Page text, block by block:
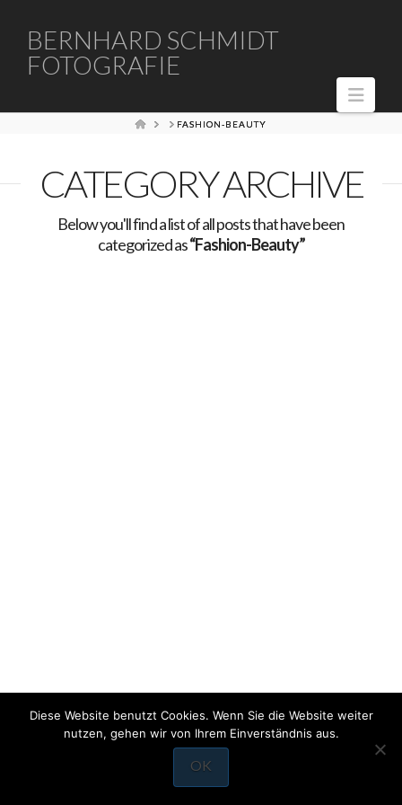
BERNHARD
SCHMIDT
FOTOGRAFIE
BERNHARD SCHMIDT
FOTOGRAFIE
HOME FASHION-BEAUTY
CATEGORY ARCHIVE
Below you'll find a list of all posts that have been
categorized as“Fashion-Beauty”
KONTAKT
Diese Website benutzt Cookies. Wenn Sie die Website weiter
nutzen, gehen wir von Ihrem Einverständnis aus.
OK